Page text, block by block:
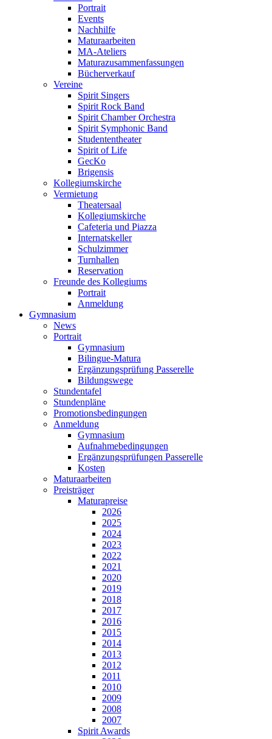
Portrait
Events
Nachhilfe
Maturaarbeiten
MA-Ateliers
Maturazusammenfassungen
Bücherverkauf
Vereine
Spirit Singers
Spirit Rock Band
Spirit Chamber Orchestra
Spirit Symphonic Band
Studententheater
Spirit of Life
GecKo
Brigensis
Kollegiumskirche
Vermietung
Theatersaal
Kollegiumskirche
Cafeteria und Piazza
Internatskeller
Schulzimmer
Turnhallen
Reservation
Freunde des Kollegiums
Portrait
Anmeldung
Gymnasium
News
Portrait
Gymnasium
Bilingue-Matura
Ergänzungsprüfung Passerelle
Bildungswege
Stundentafel
Stundenpläne
Promotionsbedingungen
Anmeldung
Gymnasium
Aufnahmebedingungen
Ergänzungsprüfungen Passerelle
Kosten
Maturaarbeiten
Preisträger
Maturapreise
2026
2025
2024
2023
2022
2021
2020
2019
2018
2017
2016
2015
2014
2013
2012
2011
2010
2009
2008
2007
Spirit Awards